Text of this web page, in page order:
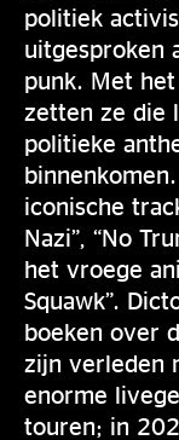
politiek
uitgesproken
punk. Met
zetten ze die
politieke
iconische
Nazi”, “No
het vroege
Squawk”.
boeken over
zijn verleden
enorme
touren; in